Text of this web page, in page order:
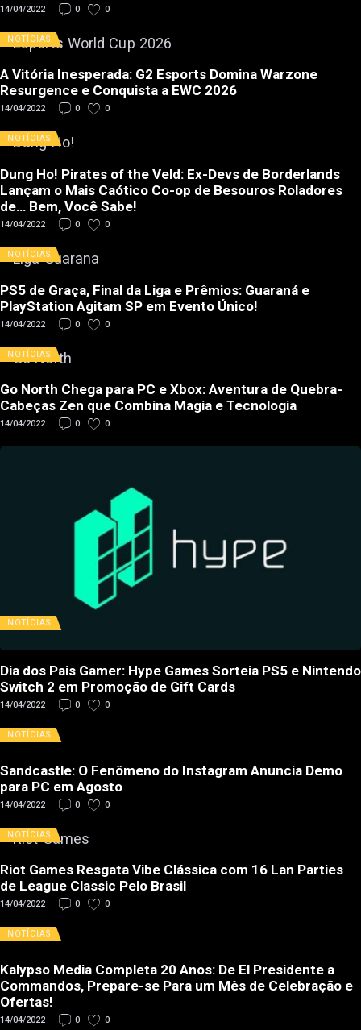
14/04/2022 0 0
NOTÍCIAS
A Vitória Inesperada: G2 Esports Domina Warzone
Resurgence e Conquista a EWC 2026
14/04/2022 0 0
NOTÍCIAS
Dung Ho! Pirates of the Veld: Ex-Devs de Borderlands
Lançam o Mais Caótico Co-op de Besouros Roladores
de… Bem, Você Sabe!
14/04/2022 0 0
NOTÍCIAS
PS5 de Graça, Final da Liga e Prêmios: Guaraná e
PlayStation Agitam SP em Evento Único!
14/04/2022 0 0
NOTÍCIAS
Go North Chega para PC e Xbox: Aventura de Quebra-
Cabeças Zen que Combina Magia e Tecnologia
14/04/2022 0 0
NOTÍCIAS
Dia dos Pais Gamer: Hype Games Sorteia PS5 e Nintendo
Switch 2 em Promoção de Gift Cards
14/04/2022 0 0
NOTÍCIAS
Sandcastle: O Fenômeno do Instagram Anuncia Demo
para PC em Agosto
14/04/2022 0 0
NOTÍCIAS
Riot Games Resgata Vibe Clássica com 16 Lan Parties
de League Classic Pelo Brasil
14/04/2022 0 0
NOTÍCIAS
Kalypso Media Completa 20 Anos: De El Presidente a
Commandos, Prepare-se Para um Mês de Celebração e
Ofertas!
14/04/2022 0 0